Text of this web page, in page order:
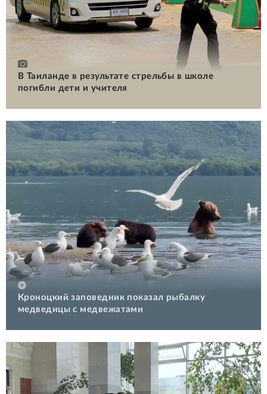
В Таиланде в результате стрельбы в школе
погибли дети и учителя
Кроноцкий заповедник показал рыбалку
медведицы с медвежатами